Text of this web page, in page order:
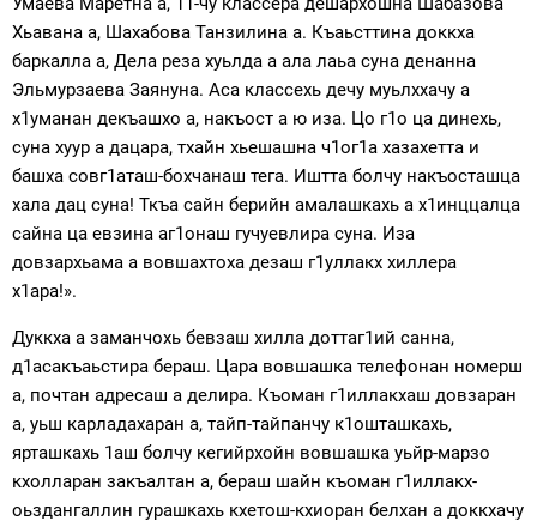
Хьавана а, Шахабова Танзилина а. Къаьсттина доккха
баркалла а, Дела реза хуьлда а ала лаьа суна денанна
Эльмурзаева Заянуна. Аса классехь дечу муьлххачу а
х1уманан декъашхо а, накъост а ю иза. Цо г1о ца динехь,
суна хуур а дацара, тхайн хьешашна ч1ог1а хазахетта и
башха совг1аташ-бохчанаш тега. Иштта болчу накъосташца
хала дац суна! Ткъа сайн берийн амалашкахь а х1инццалца
сайна ца евзина аг1онаш гучуевлира суна. Иза
довзархьама а вовшахтоха дезаш г1уллакх хиллера
х1ара!».
Дуккха а заманчохь бевзаш хилла доттаг1ий санна,
д1асакъаьстира бераш. Цара вовшашка телефонан номерш
а, почтан адресаш а делира. Къоман г1иллакхаш довзаран
а, уьш карладахаран а, тайп-тайпанчу к1ошташкахь,
ярташкахь 1аш болчу кегийрхойн вовшашка уьйр-марзо
кхолларан закъалтан а, бераш шайн къоман г1иллакх-
оьздангаллин гурашкахь кхетош-кхиоран белхан а доккхачу